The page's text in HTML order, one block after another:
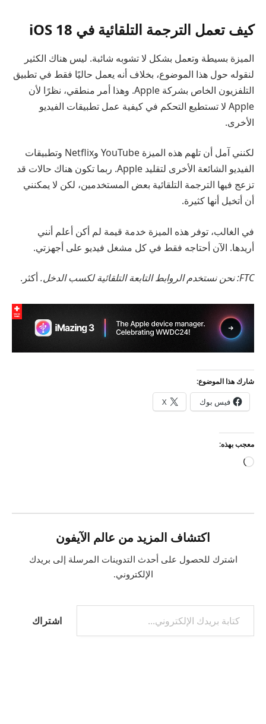
كيف تعمل الترجمة التلقائية في iOS 18
الميزة بسيطة وتعمل بشكل لا تشوبه شائبة. ليس هناك الكثير
لنقوله حول هذا الموضوع، بخلاف أنه يعمل حاليًا فقط في تطبيق
التلفزيون الخاص بشركة Apple. وهذا أمر منطقي، نظرًا لأن
Apple لا تستطيع التحكم في كيفية عمل تطبيقات الفيديو
الأخرى.
لكنني آمل أن تلهم هذه الميزة YouTube وNetflix وتطبيقات
الفيديو الشائعة الأخرى لتقليد Apple. ربما تكون هناك حالات قد
تزعج فيها الترجمة التلقائية بعض المستخدمين، لكن لا يمكنني
أن أتخيل أنها كثيرة.
في الغالب، توفر هذه الميزة خدمة قيمة لم أكن أعلم أنني
أريدها. الآن أحتاجه فقط في كل مشغل فيديو على أجهزتي.
FTC: نحن نستخدم الروابط التابعة التلقائية لكسب الدخل. أكثر.
شارك هذا الموضوع:
فيس بوك X
معجب بهذه:
جاري
اكتشاف المزيد من عالم الآيفون
اشترك للحصول على أحدث التدوينات المرسلة إلى بريدك
الإلكتروني.
كتابة بريدك الإلكتروني...
اشتراك